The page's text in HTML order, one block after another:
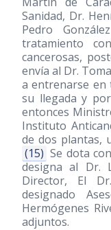
Sanidad, Dr.
Pedro
tratamiento
cancerosas,
envía al Dr.
a entrenarse en
su llegada y
entonces
Instituto
de dos plantas,
(15) Se dota
designa al Dr.
Director, El
designado
Hermógenes
adjuntos.